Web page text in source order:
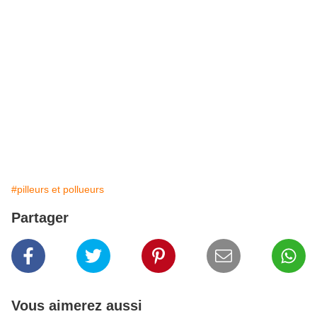
#pilleurs et pollueurs
Partager
Vous aimerez aussi